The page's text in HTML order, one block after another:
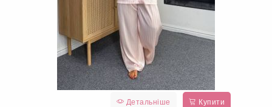
Детальніше Купити